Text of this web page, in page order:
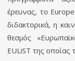
έρευνας, το
διδακτορικά, η
θεσμός
EULiST της οποίας